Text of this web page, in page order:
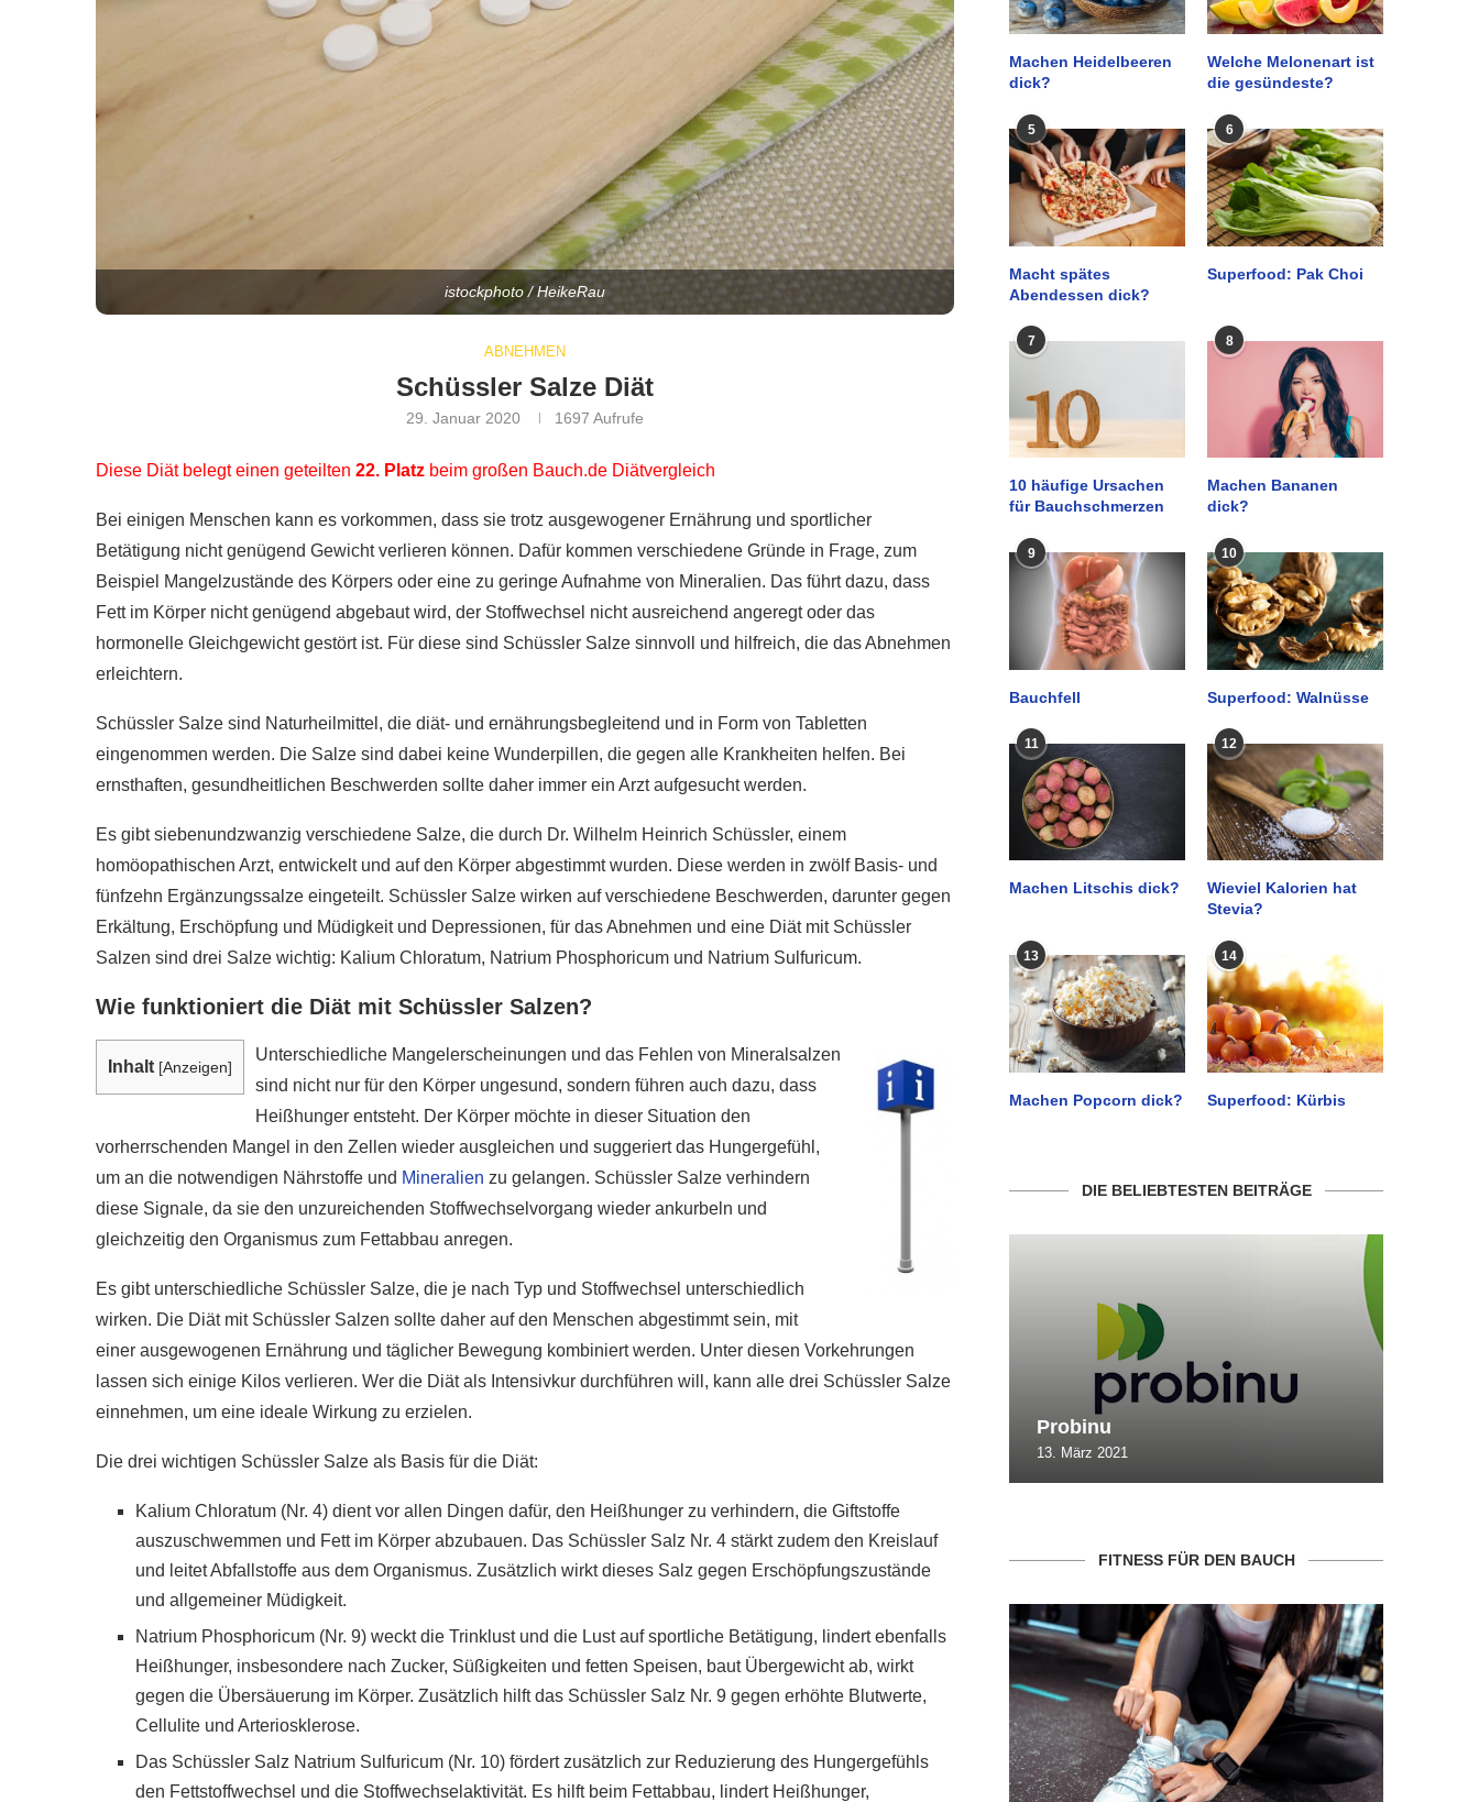
istockphoto / HeikeRau
ABNEHMEN
Schüssler Salze Diät
29. Januar 2020 1697 Aufrufe
Diese Diät belegt einen geteilten 22. Platz beim großen Bauch.de Diätvergleich
Bei einigen Menschen kann es vorkommen, dass sie trotz ausgewogener Ernährung und sportlicher
Betätigung nicht genügend Gewicht verlieren können. Dafür kommen verschiedene Gründe in Frage, zum
Beispiel Mangelzustände des Körpers oder eine zu geringe Aufnahme von Mineralien. Das führt dazu, dass
Fett im Körper nicht genügend abgebaut wird, der Stoffwechsel nicht ausreichend angeregt oder das
hormonelle Gleichgewicht gestört ist. Für diese sind Schüssler Salze sinnvoll und hilfreich, die das Abnehmen
erleichtern.
Schüssler Salze sind Naturheilmittel, die diät- und ernährungsbegleitend und in Form von Tabletten
eingenommen werden. Die Salze sind dabei keine Wunderpillen, die gegen alle Krankheiten helfen. Bei
ernsthaften, gesundheitlichen Beschwerden sollte daher immer ein Arzt aufgesucht werden.
Es gibt siebenundzwanzig verschiedene Salze, die durch Dr. Wilhelm Heinrich Schüssler, einem
homöopathischen Arzt, entwickelt und auf den Körper abgestimmt wurden. Diese werden in zwölf Basis- und
fünfzehn Ergänzungssalze eingeteilt. Schüssler Salze wirken auf verschiedene Beschwerden, darunter gegen
Erkältung, Erschöpfung und Müdigkeit und Depressionen, für das Abnehmen und eine Diät mit Schüssler
Salzen sind drei Salze wichtig: Kalium Chloratum, Natrium Phosphoricum und Natrium Sulfuricum.
Wie funktioniert die Diät mit Schüssler Salzen?
Inhalt [Anzeigen]
Unterschiedliche Mangelerscheinungen und das Fehlen von Mineralsalzen
sind nicht nur für den Körper ungesund, sondern führen auch dazu, dass
Heißhunger entsteht. Der Körper möchte in dieser Situation den
vorherrschenden Mangel in den Zellen wieder ausgleichen und suggeriert das Hungergefühl,
um an die notwendigen Nährstoffe und Mineralien zu gelangen. Schüssler Salze verhindern
diese Signale, da sie den unzureichenden Stoffwechselvorgang wieder ankurbeln und
gleichzeitig den Organismus zum Fettabbau anregen.
Es gibt unterschiedliche Schüssler Salze, die je nach Typ und Stoffwechsel unterschiedlich
wirken. Die Diät mit Schüssler Salzen sollte daher auf den Menschen abgestimmt sein, mit
einer ausgewogenen Ernährung und täglicher Bewegung kombiniert werden. Unter diesen Vorkehrungen
lassen sich einige Kilos verlieren. Wer die Diät als Intensivkur durchführen will, kann alle drei Schüssler Salze
einnehmen, um eine ideale Wirkung zu erzielen.
Die drei wichtigen Schüssler Salze als Basis für die Diät:
Kalium Chloratum (Nr. 4) dient vor allen Dingen dafür, den Heißhunger zu verhindern, die Giftstoffe
auszuschwemmen und Fett im Körper abzubauen. Das Schüssler Salz Nr. 4 stärkt zudem den Kreislauf
und leitet Abfallstoffe aus dem Organismus. Zusätzlich wirkt dieses Salz gegen Erschöpfungszustände
und allgemeiner Müdigkeit.
Natrium Phosphoricum (Nr. 9) weckt die Trinklust und die Lust auf sportliche Betätigung, lindert ebenfalls
Heißhunger, insbesondere nach Zucker, Süßigkeiten und fetten Speisen, baut Übergewicht ab, wirkt
gegen die Übersäuerung im Körper. Zusätzlich hilft das Schüssler Salz Nr. 9 gegen erhöhte Blutwerte,
Cellulite und Arteriosklerose.
Das Schüssler Salz Natrium Sulfuricum (Nr. 10) fördert zusätzlich zur Reduzierung des Hungergefühls
den Fettstoffwechsel und die Stoffwechselaktivität. Es hilft beim Fettabbau, lindert Heißhunger,
Machen Heidelbeeren
dick?
Welche Melonenart ist
die gesündeste?
5
Macht spätes
Abendessen dick?
6
Superfood: Pak Choi
7
10 häufige Ursachen
für Bauchschmerzen
8
Machen Bananen
dick?
9
Bauchfell
10
Superfood: Walnüsse
11
Machen Litschis dick?
12
Wieviel Kalorien hat
Stevia?
13
Machen Popcorn dick?
14
Superfood: Kürbis
DIE BELIEBTESTEN BEITRÄGE
gesünder als
Wie gesund ist Rohkost?
28. Januar 2020
Probinu
13. März 2021
FITNESS FÜR DEN BAUCH